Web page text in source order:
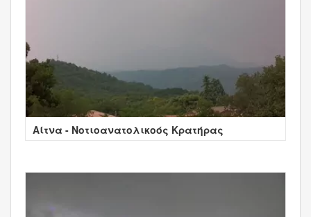
Αίτνα - Νοτιοανατολικοός Κρατήρας